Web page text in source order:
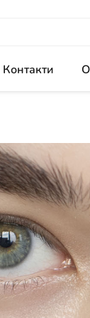
Контакти